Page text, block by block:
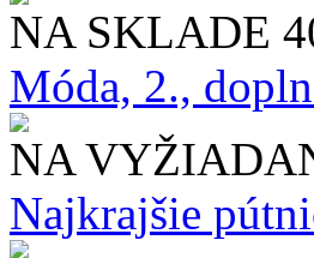
NA SKLADE
Móda, 2.,
NA
Najkrajšie